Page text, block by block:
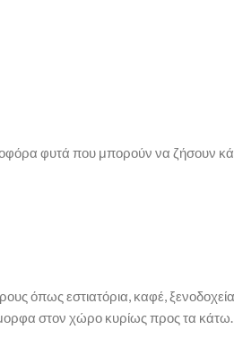
φυτά που μπορούν να ζήσουν
όπως εστιατόρια, καφέ,
στον χώρο κυρίως προς τα κάτω.